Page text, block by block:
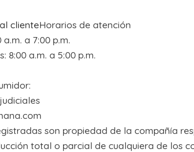
clienteHorarios de atención
a.m. a 7:00 p.m.
8:00 a.m. a 5:00 p.m.
:
son propiedad de la compañía
total o parcial de cualquiera de los